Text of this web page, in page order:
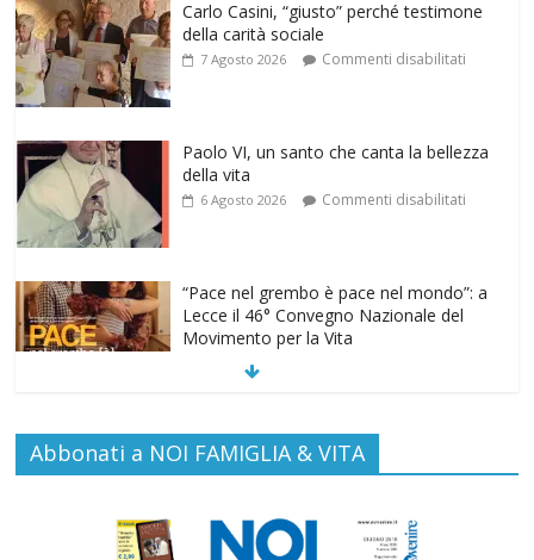
Carlo Casini, “giusto” perché testimone
della carità sociale
7 Agosto 2026 Commenti disabilitati
Paolo VI, un santo che canta la bellezza
della vita
6 Agosto 2026 Commenti disabilitati
“Pace nel grembo è pace nel mondo”: a
Lecce il 46° Convegno Nazionale del
Movimento per la Vita
31 Luglio 2026
Life on air: in ascolto per la vita
26 Luglio 2026 Commenti disabilitati
Abbonati a NOI FAMIGLIA & VITA